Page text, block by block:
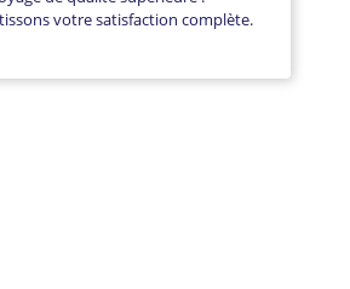
votre satisfaction complète.